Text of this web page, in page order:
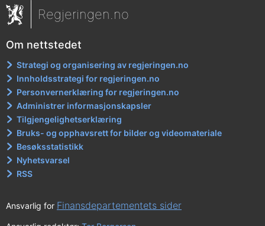
Regjeringen.no
Om nettstedet
Strategi og organisering av regjeringen.no
Innholdsstrategi for regjeringen.no
Personvernerklæring for regjeringen.no
Administrer informasjonskapsler
Tilgjengelighetserklæring
Bruks- og opphavsrett for bilder og videomateriale
Besøksstatistikk
Nyhetsvarsel
RSS
Ansvarlig for Finansdepartementets sider